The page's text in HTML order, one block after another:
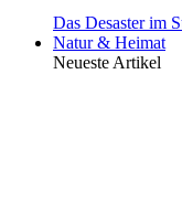
Das Desaster im
Natur & Heimat
Neueste Artikel